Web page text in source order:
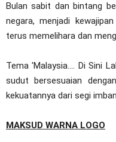
Bulan sabit dan bintang
negara, menjadi
terus memelihara dan
Tema 'Malaysia.... Di Sini
sudut bersesuaian
kekuatannya dari segi
MAKSUD WARNA LOGO